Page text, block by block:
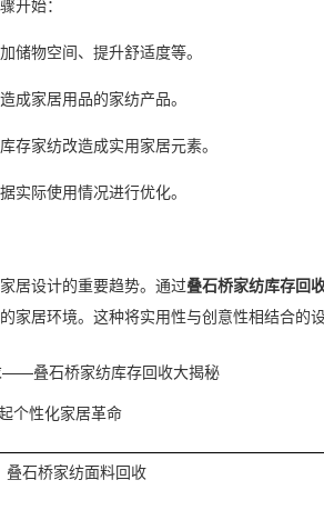
开始：
储物空间、提升舒适度等。
成家居用品的家纺产品。
存家纺改造成实用家居元素。
实际使用情况进行优化。
居设计的重要趋势。通过叠石桥家纺库存回
居环境。这种将实用性与创意性相结合的
——叠石桥家纺库存回收大揭秘
个性化家居革命
叠石桥家纺面料回收